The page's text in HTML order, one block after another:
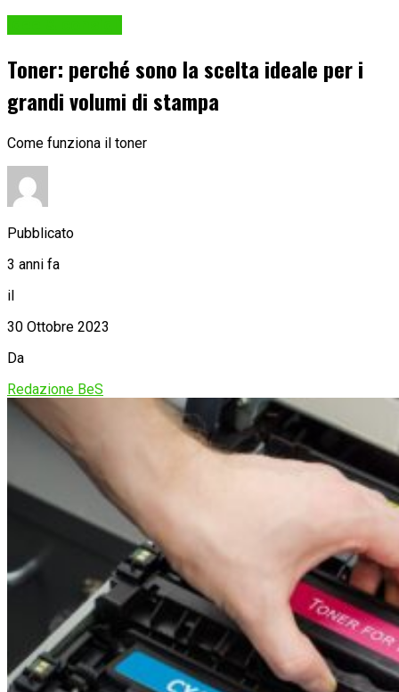
Toner: perché sono la scelta ideale per i
grandi volumi di stampa
Come funziona il toner
Pubblicato
3 anni fa
il
30 Ottobre 2023
Da
Redazione BeS